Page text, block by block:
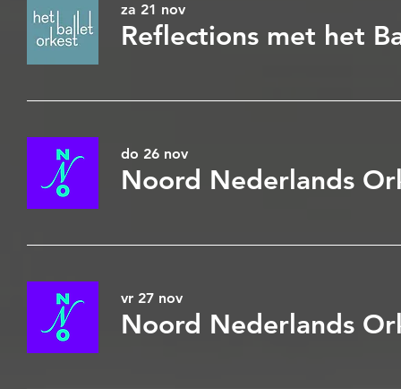
za 21 nov
Reflections met het
do 26 nov
vr 27 nov